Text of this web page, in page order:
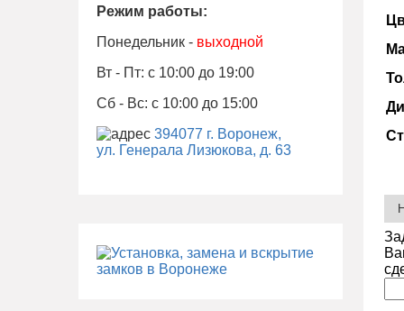
Режим работы:
Понедельник - выходной
Вт - Пт: с 10:00 до 19:00
Сб - Вс: с 10:00 до 15:00
394077 г. Воронеж,
ул. Генерала Лизюкова, д. 63